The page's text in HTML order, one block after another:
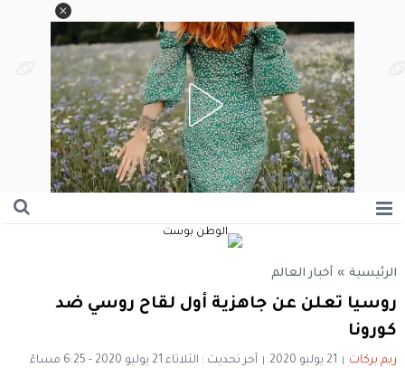
الرئيسية » أخبار العالم
روسيا تعلن عن جاهزية أول لقاح روسي ضد
كورونا
ريم بركات 21 يوليو 2020 آخر تحديث : الثلاثاء 21 يوليو 2020 - 6:25 مساءً